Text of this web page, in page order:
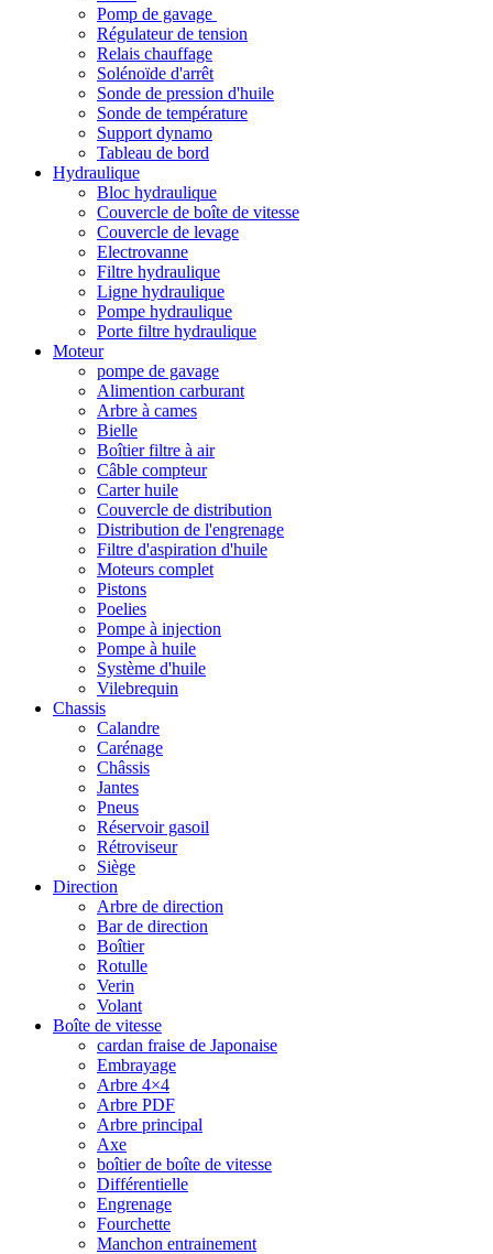
Pomp de gavage
Régulateur de tension
Relais chauffage
Solénoïde d'arrêt
Sonde de pression d'huile
Sonde de température
Support dynamo
Tableau de bord
Hydraulique
Bloc hydraulique
Couvercle de boîte de vitesse
Couvercle de levage
Electrovanne
Filtre hydraulique
Ligne hydraulique
Pompe hydraulique
Porte filtre hydraulique
Moteur
pompe de gavage
Alimention carburant
Arbre à cames
Bielle
Boîtier filtre à air
Câble compteur
Carter huile
Couvercle de distribution
Distribution de l'engrenage
Filtre d'aspiration d'huile
Moteurs complet
Pistons
Poelies
Pompe à injection
Pompe à huile
Système d'huile
Vilebrequin
Chassis
Calandre
Carénage
Châssis
Jantes
Pneus
Réservoir gasoil
Rétroviseur
Siège
Direction
Arbre de direction
Bar de direction
Boîtier
Rotulle
Verin
Volant
Boîte de vitesse
cardan fraise de Japonaise
Embrayage
Arbre 4×4
Arbre PDF
Arbre principal
Axe
boîtier de boîte de vitesse
Différentielle
Engrenage
Fourchette
Manchon entrainement